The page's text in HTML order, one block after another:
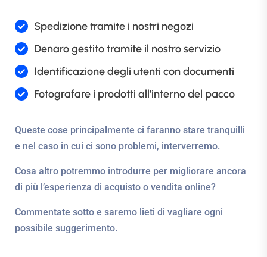
Spedizione tramite i nostri negozi
Denaro gestito tramite il nostro servizio
Identificazione degli utenti con documenti
Fotografare i prodotti all’interno del pacco
Queste cose principalmente ci faranno stare tranquilli
e nel caso in cui ci sono problemi, interverremo.
Cosa altro potremmo introdurre per migliorare ancora
di più l’esperienza di acquisto o vendita online?
Commentate sotto e saremo lieti di vagliare ogni
possibile suggerimento.